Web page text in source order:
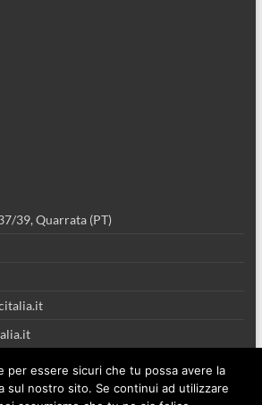
39, Quarrata (PT)
per essere sicuri che tu possa avere la
sul nostro sito. Se continui ad utilizzare